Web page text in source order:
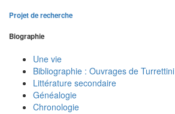
Projet de recherche
Biographie
Une vie
Bibliographie : Ouvrages de Turrettini
Littérature secondaire
Généalogie
Chronologie